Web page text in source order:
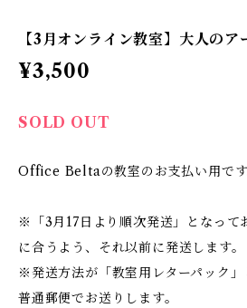
【3月オンライン教室】大人のア
¥3,500
SOLD OUT
Office Beltaの教室のお支払い用です
※「3月17日より順次発送」となって
に合うよう、それ以前に発送します。
※発送方法が「教室用レターパック」
普通郵便でお送りします。